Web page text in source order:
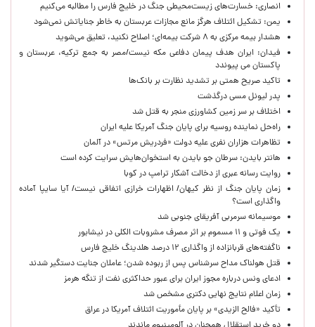
انصاری: خسارت‌های زیست‌محیطی جنگ در خلیج فارس را مطالبه‌ می‌کنیم
یمن: تشکیل ائتلاف هرگز مانع مجازات عربستان به خاطر جنایاتش نمی‌شود
هشدار بیمه مرکزی به ۸ شرکت بیمه‌ای؛ اصلاح نکنید، تعلیق می‌شوید
فیدان: ایران هدف پیمان دفاعی مکه نیست/مصر به جمع ترکیه، عربستان و
پاکستان می پیوندد
تاکید صریح همتی بر تشدید نظارت بر بانک‌ها
پدر لیونل مسی درگذشت
اختلاف بر سر زمین کشاورزی منجر به قتل شد
راه‌حل نماینده روسیه برای پایان جنگ آمریکا علیه ایران
تظاهرات هزاران نفری علیه دولت «فردریش مرتس» در آلمان
هانتر بایدن: سرطان جو بایدن به استخوان‌هایش سرایت کرده است
روایت رسانه عبری از دخالت آشکار ترامپ در کوبا
زمان پایان جنگ از نظر کیهان/ اظهارات خرازی اتفاقی نیست/ آیا سایپا آماده
واگذاری است؟
موسیمانه سرمربی آفریقای جنوبی شد
یک فوتی و ۱۱ مسموم بر اثر مصرف مشروبات الکلی در نیشابور
ناگفته‌های قربانزاده از واگذاری ۱۲ درصد هلدینگ خلیج فارس
قتل هولناک مداح سرشناس پس از ربوده شدن؛ عاملان جنایت دستگیر شدند
ادعای ونس درباره مجوز ایران برای عبور حداکثری نفت از تنگه هرمز
زمان اعلام نتایج نهایی دکتری مشخص شد
تأکید «فالح الزیدی» بر پایان مأموریت ائتلاف آمریکا در عراق